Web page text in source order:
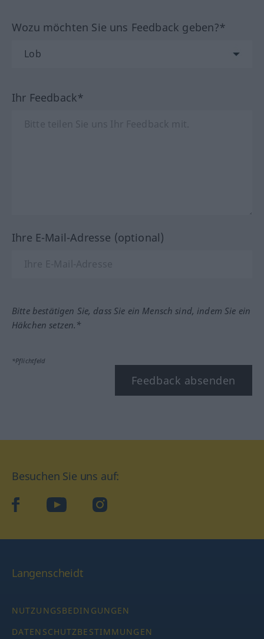
Wozu möchten Sie uns Feedback geben?*
Ihr Feedback*
Ihre E-Mail-Adresse (optional)
Bitte bestätigen Sie, dass Sie ein Mensch sind, indem Sie ein
Häkchen setzen.*
*Pflichtfeld
Feedback absenden
Besuchen Sie uns auf:
facebookYouTube Instagram
Langenscheidt
NUTZUNGSBEDINGUNGEN
DATENSCHUTZBESTIMMUNGEN